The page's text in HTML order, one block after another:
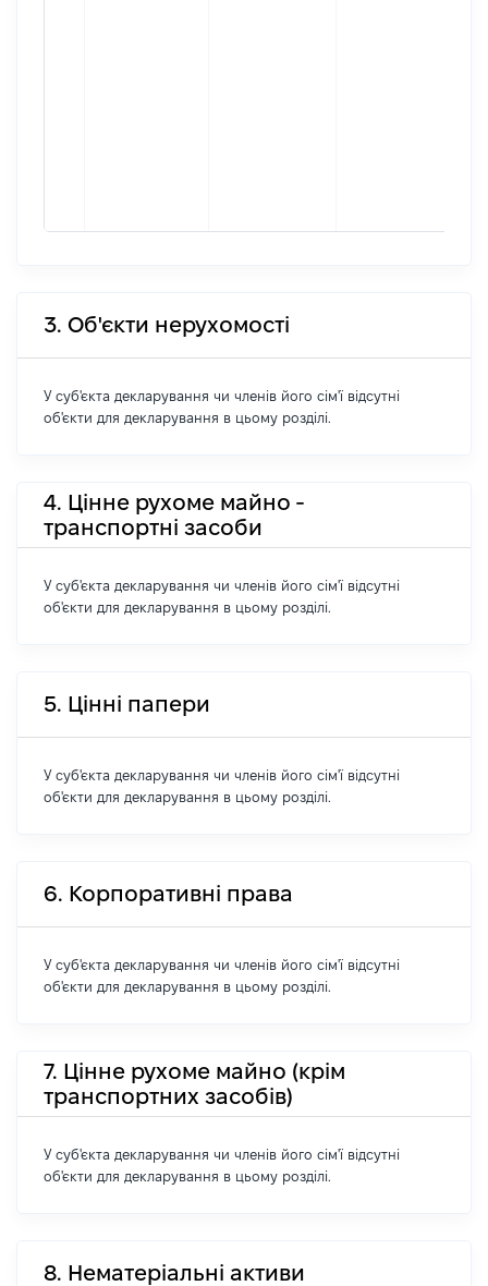
3. Об'єкти нерухомості
У суб'єкта декларування чи членів його сім'ї відсутні
об'єкти для декларування в цьому розділі.
4. Цінне рухоме майно -
транспортні засоби
У суб'єкта декларування чи членів його сім'ї відсутні
об'єкти для декларування в цьому розділі.
5. Цінні папери
У суб'єкта декларування чи членів його сім'ї відсутні
об'єкти для декларування в цьому розділі.
6. Корпоративні права
У суб'єкта декларування чи членів його сім'ї відсутні
об'єкти для декларування в цьому розділі.
7. Цінне рухоме майно (крім
транспортних засобів)
У суб'єкта декларування чи членів його сім'ї відсутні
об'єкти для декларування в цьому розділі.
8. Нематеріальні активи